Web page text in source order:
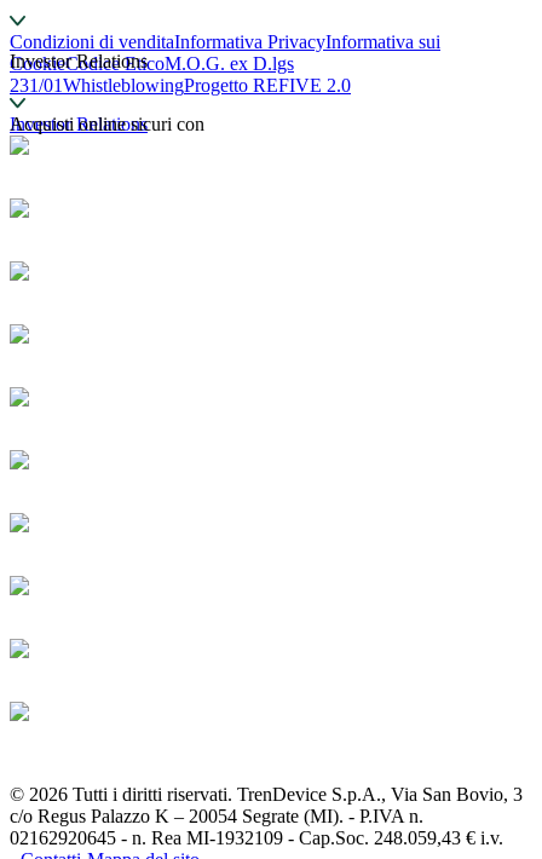
Condizioni di venditaInformativa PrivacyInformativa sui
CookieCodice EticoM.O.G. ex D.lgs
231/01WhistleblowingProgetto REFIVE 2.0
Investor Relations
Investor Relations
Acquisti online sicuri con
© 2026 Tutti i diritti riservati. TrenDevice S.p.A., Via San Bovio, 3
c/o Regus Palazzo K – 20054 Segrate (MI). - P.IVA n.
02162920645 - n. Rea MI-1932109 - Cap.Soc. 248.059,43 € i.v.